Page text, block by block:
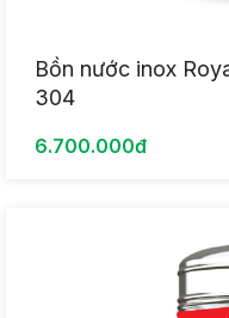
Bồn nước inox
304
6.700.000đ